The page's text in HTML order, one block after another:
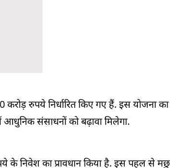
रुपये निर्धारित किए गए हैं. इस योजना
संसाधनों को बढ़ावा मिलेगा.
के निवेश का प्रावधान किया है. इस पहल से